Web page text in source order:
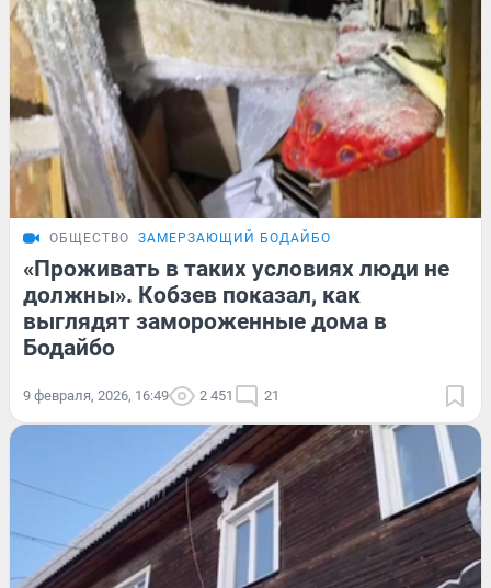
ОБЩЕСТВО ЗАМЕРЗАЮЩИЙ БОДАЙБО
«Проживать в таких условиях люди не
должны». Кобзев показал, как
выглядят замороженные дома в
Бодайбо
9 февраля, 2026, 16:49 2 451 21